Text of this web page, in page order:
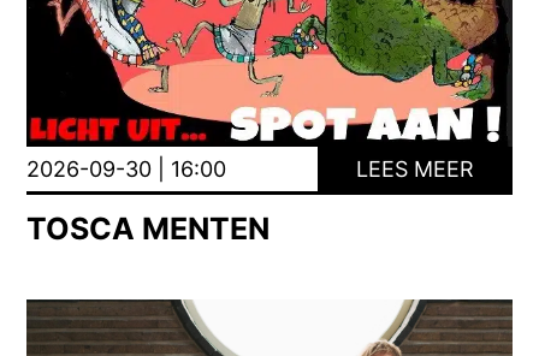
2026-09-30 | 16:00 LEES MEER
TOSCA MENTEN